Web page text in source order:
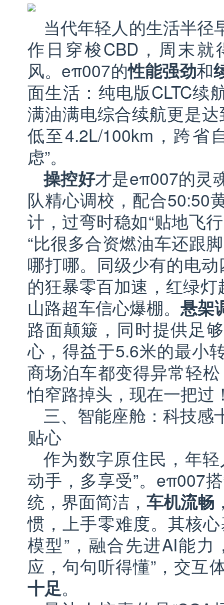
当代年轻人的生活半径
作日穿梭CBD，周末
风。eπ007的性能强劲和
面生活：纯电版CLTC续
满油满电综合续航更是
低至4.2L/100km，跨省
虑”。
操控好才是eπ007的灵
队精心调校，配合50:50
计，过弯时稳如“贴地飞
“比很多合资燃油车还跟
哪打哪。同级少有的电
的狂暴零百加速，红绿灯
山路超车信心爆棚。 悬架
路面颠簸，同时提供足
心，得益于5.6米的最小
商场泊车都变得异常轻
怕窄路掉头，现在一把过
三、智能座舱：科技感
贴心
作为数字原住民，年
动手，多享受”。eπ007
统，界面简洁， 车机流畅
惯，上手零难度。其核
模型”，融合先进AI能力
应，句句听得懂”，交互
十足。